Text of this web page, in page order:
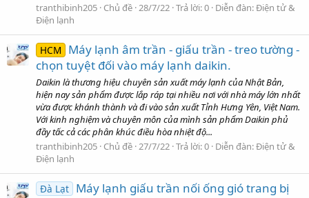
tranthibinh205 Chủ đề 28/7/22 Trả lời: 0 Diễn đàn:Điện tử &
Điện lạnh
HCM
Máy lạnh âm trần - giấu trần - treo tường -
chọn tuyệt đối vào máy lạnh daikin.
Daikin là thương hiệu chuyên sản xuất máy lạnh của Nhật Bản,
hiện nay sản phẩm được lắp ráp tại nhiều nơi với nhà máy lớn nhất
vừa được khánh thành và đi vào sản xuất Tỉnh Hưng Yên, Việt Nam.
Với kinh nghiệm và chuyên môn của mình sản phẩm Daikin phủ
đầy tấc cả các phân khúc điều hòa nhiệt độ...
tranthibinh205 Chủ đề 27/7/22 Trả lời: 0 Diễn đàn:Điện tử &
Điện lạnh
Đà Lạt Máy lạnh giấu trần nối ống gió trang bị